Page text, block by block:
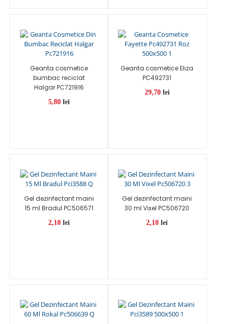
Geanta cosmetice
bumbac reciclat
Halgar PC721916
5,80lei
Geanta cosmetice Eliza
PC492731
29,70 lei
Gel dezinfectant maini
15 ml Bradul PC506571
2,10lei
Gel dezinfectant maini
30 ml Vixel PC506720
2,10lei